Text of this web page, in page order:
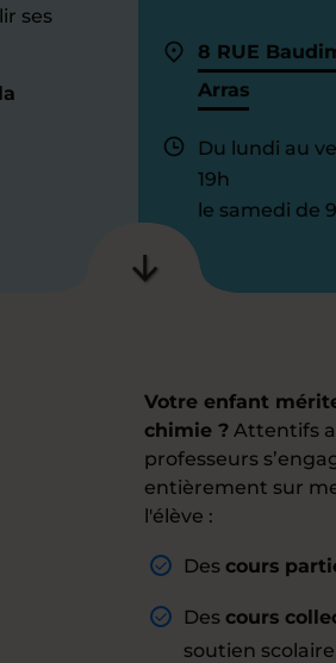
ses
8 RUE
Arras
Du lundi au
19h
le samedi de
Votre enfant
chimie ? Attentifs
professeurs
entièrement sur
l'élève :
Des cours
Des cours
soutien